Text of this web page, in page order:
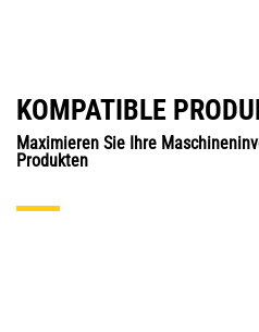
KOMPATIBLE
Maximieren Sie Ihre
Produkten